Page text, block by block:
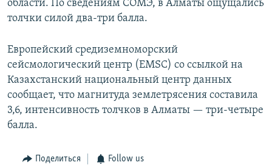
области. По сведениям СОМЭ, в Алматы ощущались
толчки силой два-три балла.
Европейский средиземноморский
сейсмологический центр (EMSC) со ссылкой на
Казахстанский национальный центр данных
сообщает, что магнитуда землетрясения составила
3,6, интенсивность толчков в Алматы — три-четыре
балла.
Поделиться Follow us